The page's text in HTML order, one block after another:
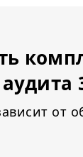
аудита
от